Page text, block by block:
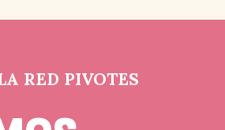
RED PIVOTES